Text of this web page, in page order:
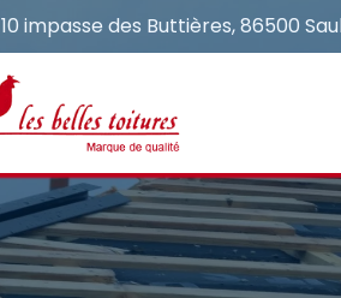
10 impasse des Buttières, 86500